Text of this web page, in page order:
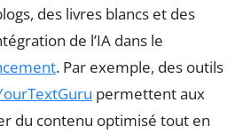
des livres blancs et des
de l’IA dans le
. Par exemple, des outils
permettent aux
du contenu optimisé tout en